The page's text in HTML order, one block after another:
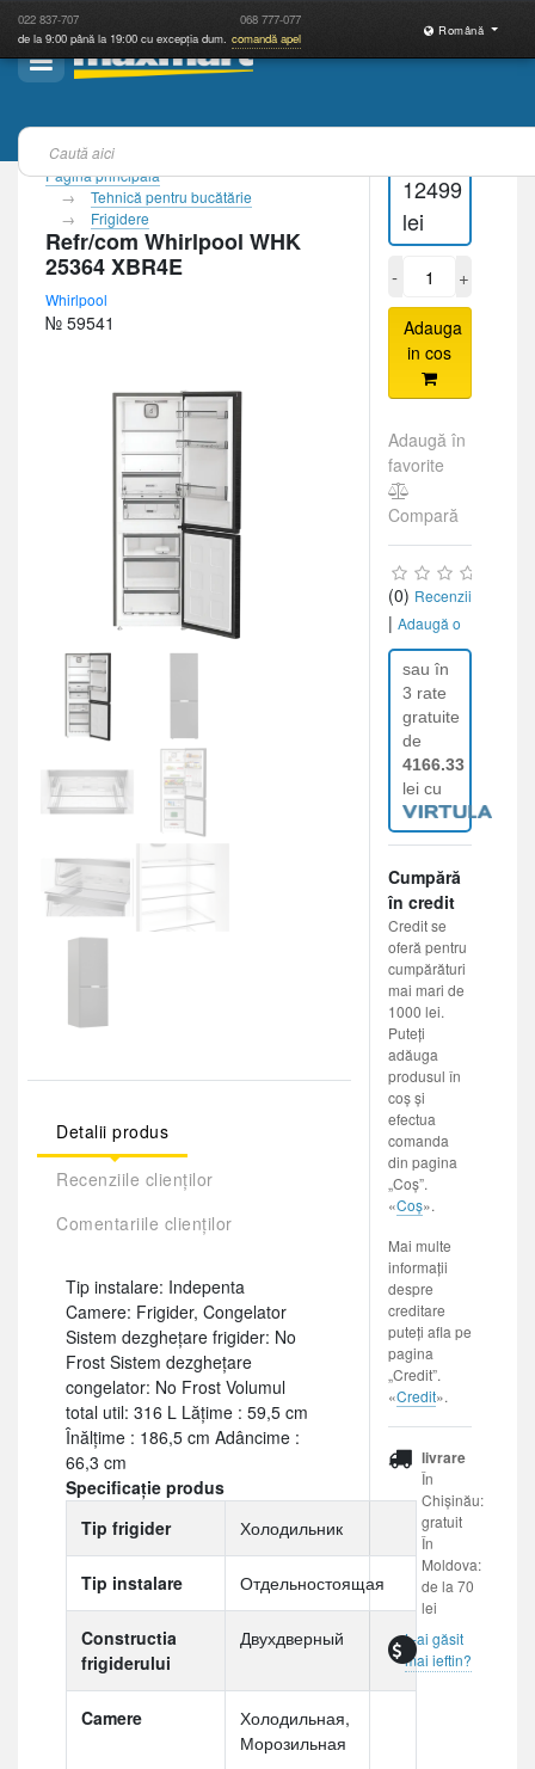
022 837-707 068 777-077
de la 9:00 până la 19:00 cu excepția dum. comandă apel
Română
Pagina principală
Tehnică pentru bucătărie
Frigidere
Refr/com Whirlpool WHK
25364 XBR4E
Whirlpool
№ 59541
Detalii produs
Recenziile clienților
Comentariile clienților
Tip instalare: Indepenta
Camere: Frigider, Congelator
Sistem dezghețare frigider: No
Frost Sistem dezghețare
congelator: No Frost Volumul
total util: 316 L Lăţime : 59,5 cm
Înălţime : 186,5 cm Adâncime :
66,3 cm
Specificație produs
Tip frigider
Холодильник
Tip instalare Отдельностоящая
Constructia
frigiderului
Двухдверный
Camere
Холодильная,
Морозильная
12499
lei
- +
Adauga
in cos
Adaugă în
favorite
Compară
(0) Recenzii
| Adaugă o
recenzie
sau în
3 rate
gratuite
de
4166.33
lei cu
Cumpără
în credit
Credit se
oferă pentru
cumpărături
mai mari de
1000 lei.
Puteți
adăuga
produsul în
coș și
efectua
comanda
din pagina
„Coș”.
«Coș».
Mai multe
informații
despre
creditare
puteți afla pe
pagina
„Credit”.
«Credit».
livrare
În
Chișinău:
gratuit
În
Moldova:
de la 70
lei
L-ai găsit
mai ieftin?